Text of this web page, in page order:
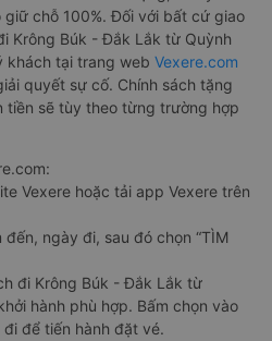
giữ chỗ 100%. Đối với bất cứ giao
Krông Búk - Đắk Lắk từ Quỳnh
khách tại trang web Vexere.com
quyết sự cố. Chính sách tặng
tiền sẽ tùy theo từng trường hợp
Vexere hoặc tải app Vexere trên
ngày đi, sau đó chọn “TÌM
đi Krông Búk - Đắk Lắk từ
hành phù hợp. Bấm chọn vào
để tiến hành đặt vé.